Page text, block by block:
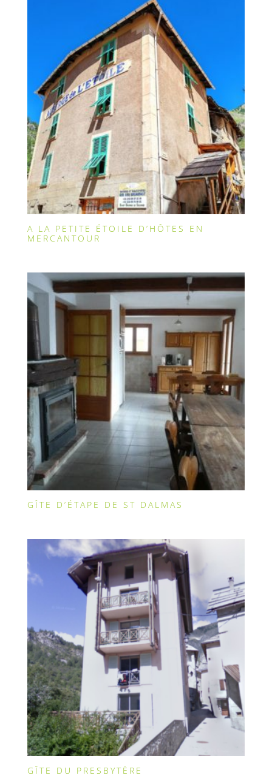
A LA PETITE ÉTOILE D’HÔTES EN
MERCANTOUR
GÎTE D’ÉTAPE DE ST DALMAS
GÎTE DU PRESBYTÈRE